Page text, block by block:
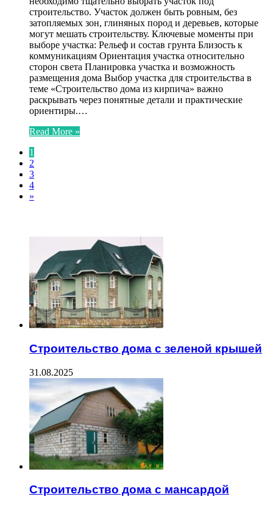
строительство. Участок должен быть ровным, без
затопляемых зон, глиняных пород и деревьев, которые
могут мешать строительству. Ключевые моменты при
выборе участка: Рельеф и состав грунта Близость к
коммуникациям Ориентация участка относительно
сторон света Планировка участка и возможность
размещения дома Выбор участка для строительства в
теме «Строительство дома из кирпича» важно
раскрывать через понятные детали и практические
ориентиры.…
Read More »
1
2
3
4
»
Строительство дома с зеленой крышей
31.08.2025
Строительство дома с мансардой